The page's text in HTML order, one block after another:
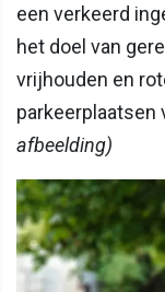
een verkeerd
het doel van
vrijhouden en
parkeerplaatsen
afbeelding)